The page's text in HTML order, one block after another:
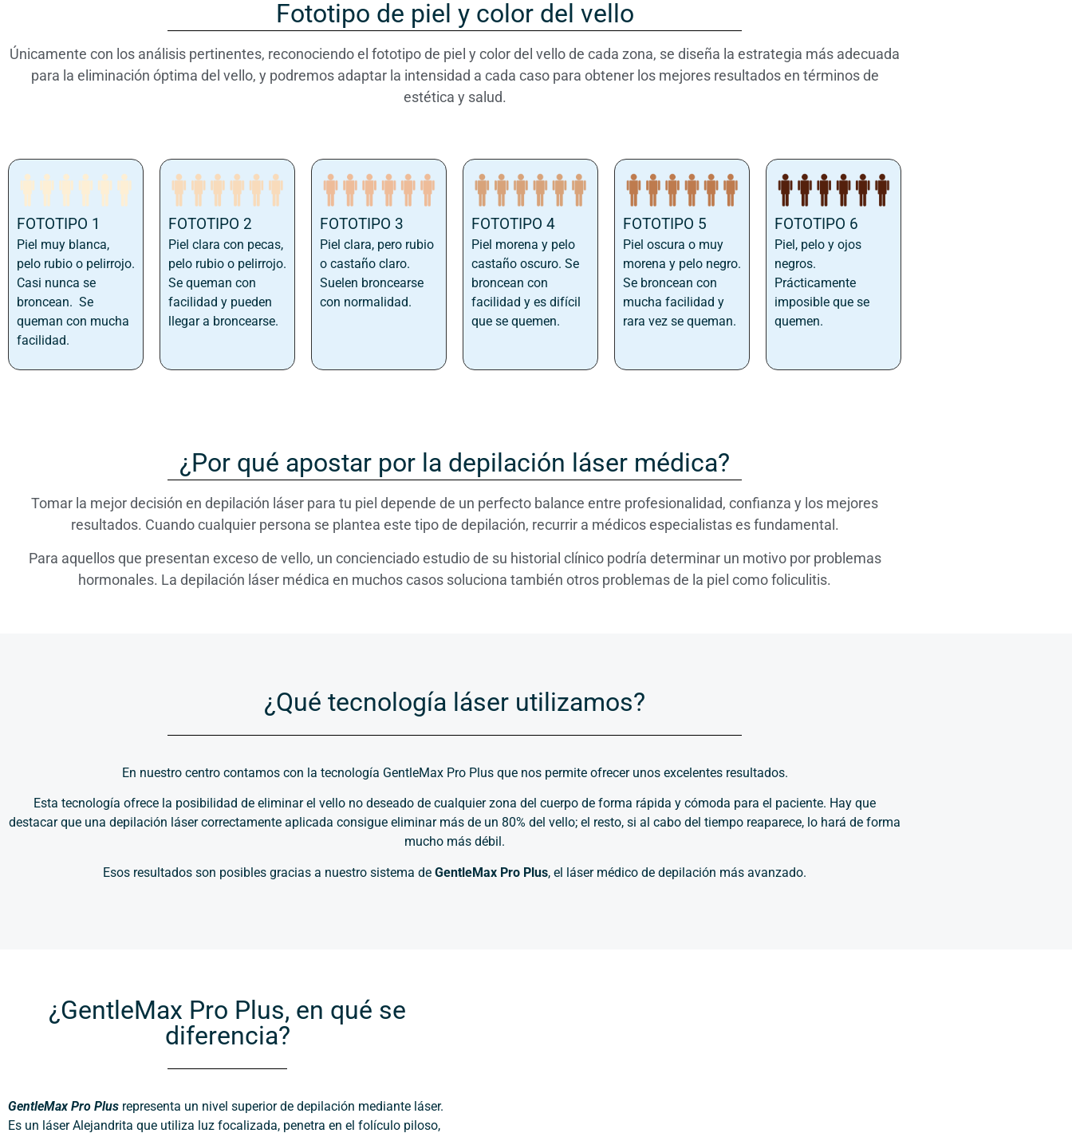
Fototipo de piel y color del vello
Únicamente con los análisis pertinentes, reconociendo el fototipo de piel y color del vello de cada zona, se diseña la estrategia más adecuada
para la eliminación óptima del vello, y podremos adaptar la intensidad a cada caso para obtener los mejores resultados en términos de
estética y salud.
FOTOTIPO 1
Piel muy blanca,
pelo rubio o pelirrojo.
Casi nunca se
broncean. Se
queman con mucha
facilidad.
FOTOTIPO 2
Piel clara con pecas,
pelo rubio o pelirrojo.
Se queman con
facilidad y pueden
llegar a broncearse.
FOTOTIPO 3
Piel clara, pero rubio
o castaño claro.
Suelen broncearse
con normalidad.
FOTOTIPO 4
Piel morena y pelo
castaño oscuro. Se
broncean con
facilidad y es difícil
que se quemen.
FOTOTIPO 5
Piel oscura o muy
morena y pelo negro.
Se broncean con
mucha facilidad y
rara vez se queman.
FOTOTIPO 6
Piel, pelo y ojos
negros.
Prácticamente
imposible que se
quemen.
¿Por qué apostar por la depilación láser médica?
Tomar la mejor decisión en depilación láser para tu piel depende de un perfecto balance entre profesionalidad, confianza y los mejores
resultados. Cuando cualquier persona se plantea este tipo de depilación, recurrir a médicos especialistas es fundamental.
Para aquellos que presentan exceso de vello, un concienciado estudio de su historial clínico podría determinar un motivo por problemas
hormonales. La depilación láser médica en muchos casos soluciona también otros problemas de la piel como foliculitis.
¿Qué tecnología láser utilizamos?
En nuestro centro contamos con la tecnología GentleMax Pro Plus que nos permite ofrecer unos excelentes resultados.
Esta tecnología ofrece la posibilidad de eliminar el vello no deseado de cualquier zona del cuerpo de forma rápida y cómoda para el paciente. Hay que
destacar que una depilación láser correctamente aplicada consigue eliminar más de un 80% del vello; el resto, si al cabo del tiempo reaparece, lo hará de forma
mucho más débil.
Esos resultados son posibles gracias a nuestro sistema de GentleMax Pro Plus, el láser médico de depilación más avanzado.
¿GentleMax Pro Plus, en qué se
diferencia?
GentleMax Pro Plus representa un nivel superior de depilación mediante láser.
Es un láser Alejandrita que utiliza luz focalizada, penetra en el folículo piloso,